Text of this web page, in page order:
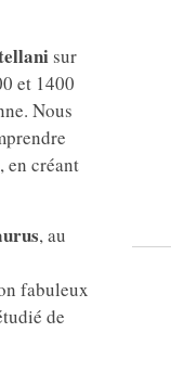
sur
et 1400
Nous
en créant
, au
fabuleux
de